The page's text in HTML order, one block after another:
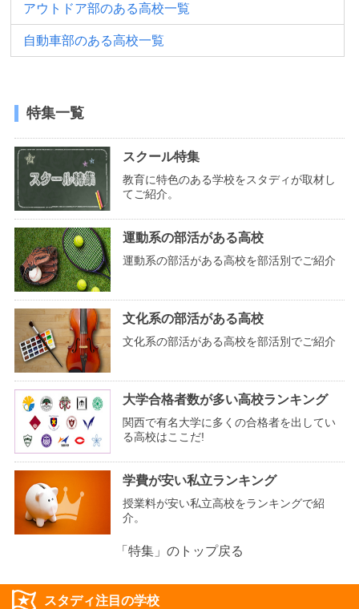
アウトドア部のある高校一覧
自動車部のある高校一覧
特集一覧
スクール特集
教育に特色のある学校をスタディが取材し
てご紹介。
運動系の部活がある高校
運動系の部活がある高校を部活別でご紹介
文化系の部活がある高校
文化系の部活がある高校を部活別でご紹介
大学合格者数が多い高校ランキング
関西で有名大学に多くの合格者を出してい
る高校はここだ!
学費が安い私立ランキング
授業料が安い私立高校をランキングで紹
介。
「特集」のトップ戻る
スタディ注目の学校